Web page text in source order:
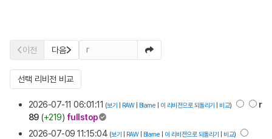
이전 다음 r
선택 리비전 비교
2026-07-11 06:01:11 (보기 RAW| Blame 이 리비전으로 되돌리기 비교)
r
89 (+219) fullstop
2026-07-09 11:15:04 (보기 RAW| Blame 이 리비전으로 되돌리기 비교)